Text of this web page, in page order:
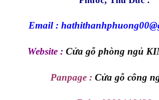
Email :
Website : Cửa gỗ phòng ngủ
Panpage : Cửa gỗ công